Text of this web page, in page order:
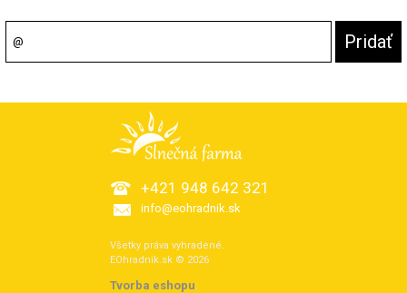
+421 948 642 321
info@eohradnik.sk
Všetky práva vyhradené.
EOhradnik.sk © 2026
Tvorba eshopu: